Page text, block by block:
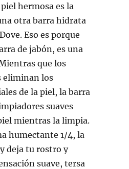
hermosa es la
otra barra hidrata
Eso es porque
de jabón, es una
que los
eliminan los
de la piel, la barra
suaves
mientras la limpia.
humectante 1/4, la
deja tu rostro y
suave, tersa